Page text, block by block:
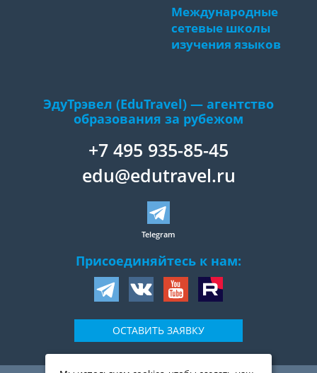
Международные
сетевые школы
изучения языков
ЭдуТрэвел (EduTravel) — агентство
образования за рубежом
+7 495 935-85-45
edu@edutravel.ru
Telegram
Присоединяйтесь к нам:
ОСТАВИТЬ ЗАЯВКУ